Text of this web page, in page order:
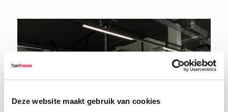
Deze website maakt gebruik van cookies